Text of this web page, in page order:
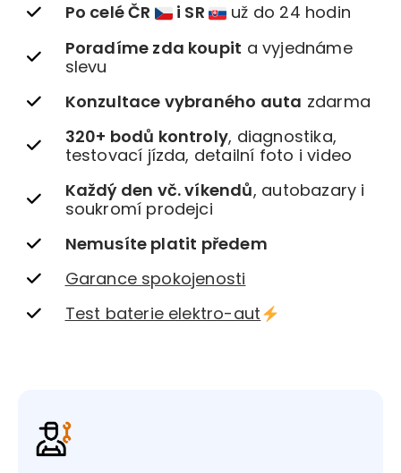
Po celé ČR
i SR
už do 24 hodin
Poradíme zda koupit a vyjednáme
slevu
Konzultace vybraného auta zdarma
320+ bodů kontroly, diagnostika,
testovací jízda, detailní foto i video
Každý den vč. víkendů, autobazary i
soukromí prodejci
Nemusíte platit předem
Garance spokojenosti
Test baterie elektro-aut